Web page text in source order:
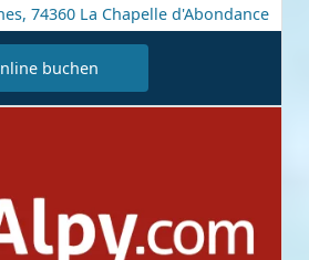
74360 La Chapelle d'Abondance
buchen